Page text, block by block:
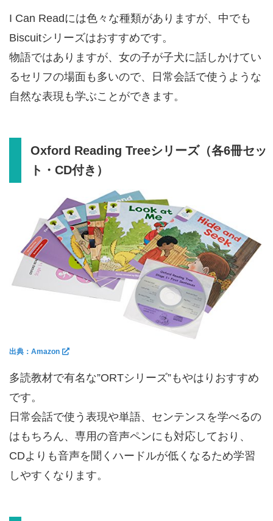
I Can Readには色々な種類がありますが、中でも
Biscuitシリーズはおすすめです。
物語ではありますが、女の子が子犬に話しかけてい
るセリフの場面も多いので、日常会話で使うような
自然な表現も学ぶことができます。
Oxford Reading Treeシリーズ（各6冊セッ
ト・CD付き）
出典：Amazon
多読教材で有名な”ORTシリーズ”もやはりおすすめ
です。
日常会話で使う表現や単語、センテンスを学べるの
はもちろん、専用の音声ペンにも対応しており、
CDよりも音声を聞くハードルが低くなるため学習
しやすくなります。